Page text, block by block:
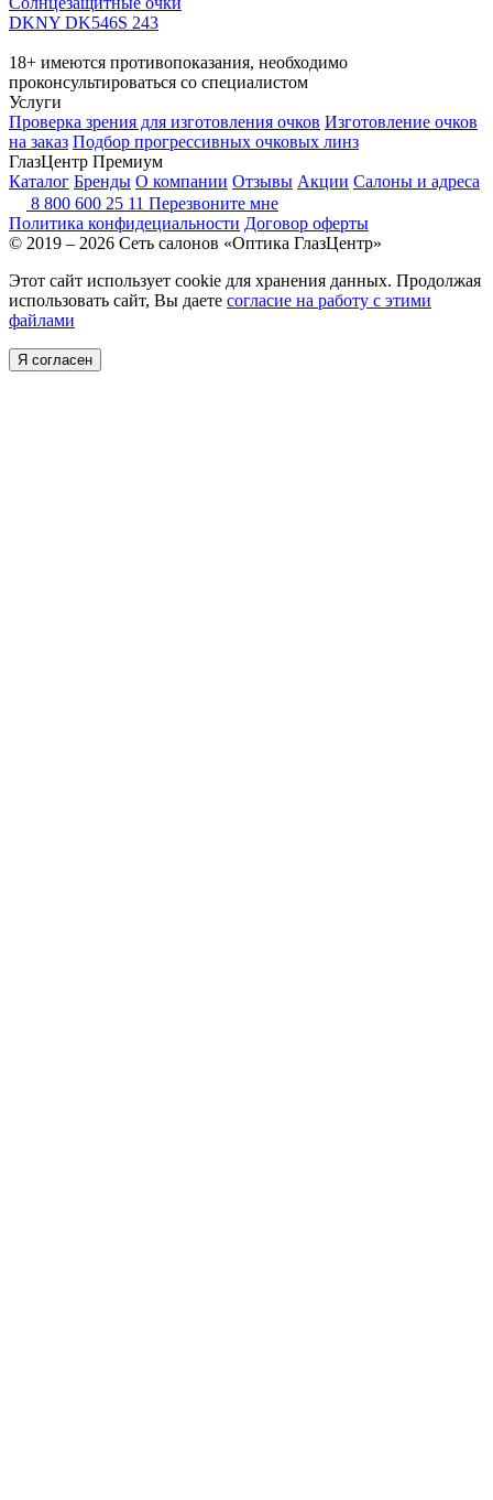
DKNY DK546S 243
18+ имеются противопоказания, необходимо
проконсультироваться со специалистом
Услуги
Проверка зрения для изготовления очков Изготовление очков
на заказ Подбор прогрессивных очковых линз
ГлазЦентр Премиум
Каталог Бренды О компании Отзывы Акции Салоны и адреса
8 800 600 25 11 Перезвоните мне
Политика конфидециальности Договор оферты
© 2019 – 2026 Сеть салонов «Оптика ГлазЦентр»
Этот сайт использует cookie для хранения данных. Продолжая
использовать сайт, Вы даете согласие на работу с этими
файлами
Я согласен